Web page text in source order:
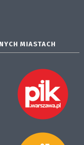
MIASTACH